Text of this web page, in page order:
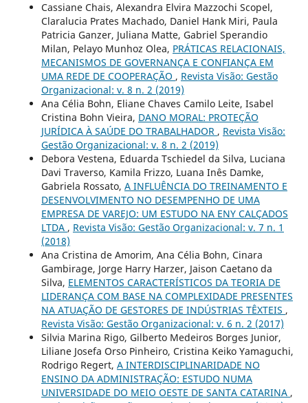
Cassiane Chais, Alexandra Elvira Mazzochi Scopel,
Claralucia Prates Machado, Daniel Hank Miri, Paula
Patricia Ganzer, Juliana Matte, Gabriel Sperandio
Milan, Pelayo Munhoz Olea, PRÁTICAS RELACIONAIS,
MECANISMOS DE GOVERNANÇA E CONFIANÇA EM
UMA REDE DE COOPERAÇÃO , Revista Visão: Gestão
Organizacional: v. 8 n. 2 (2019)
Ana Célia Bohn, Eliane Chaves Camilo Leite, Isabel
Cristina Bohn Vieira, DANO MORAL: PROTEÇÃO
JURÍDICA À SAÚDE DO TRABALHADOR , Revista Visão:
Gestão Organizacional: v. 8 n. 2 (2019)
Debora Vestena, Eduarda Tschiedel da Silva, Luciana
Davi Traverso, Kamila Frizzo, Luana Inês Damke,
Gabriela Rossato, A INFLUÊNCIA DO TREINAMENTO E
DESENVOLVIMENTO NO DESEMPENHO DE UMA
EMPRESA DE VAREJO: UM ESTUDO NA ENY CALÇADOS
LTDA , Revista Visão: Gestão Organizacional: v. 7 n. 1
(2018)
Ana Cristina de Amorim, Ana Célia Bohn, Cinara
Gambirage, Jorge Harry Harzer, Jaison Caetano da
Silva, ELEMENTOS CARACTERÍSTICOS DA TEORIA DE
LIDERANÇA COM BASE NA COMPLEXIDADE PRESENTES
NA ATUAÇÃO DE GESTORES DE INDÚSTRIAS TÊXTEIS ,
Revista Visão: Gestão Organizacional: v. 6 n. 2 (2017)
Silvia Marina Rigo, Gilberto Medeiros Borges Junior,
Liliane Josefa Orso Pinheiro, Cristina Keiko Yamaguchi,
Rodrigo Regert, A INTERDISCIPLINARIDADE NO
ENSINO DA ADMINISTRAÇÃO: ESTUDO NUMA
UNIVERSIDADE DO MEIO OESTE DE SANTA CATARINA ,